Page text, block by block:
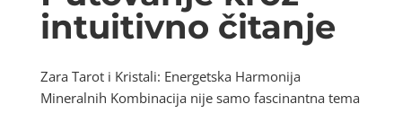
intuitivno čitanje
Zara Tarot i Kristali: Energetska Harmonija
Mineralnih Kombinacija nije samo fascinantna tema